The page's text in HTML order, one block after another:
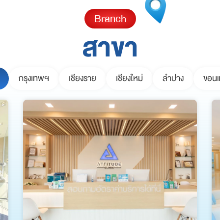
Branch
สาขา
กรุงเทพฯ เชียงราย เชียงใหม่ ลำปาง ขอน